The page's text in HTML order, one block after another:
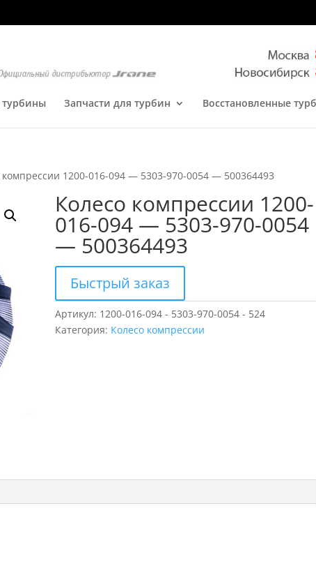
Запчасти для турбин Восстановленные
1200-016-094 — 5303-970-0054 — 500364493
Колесо компрессии 1200-
016-094 — 5303-970-0054
— 500364493
Быстрый заказ
Артикул: 1200-016-094 - 5303-970-0054 - 524
Категория: Колесо компрессии